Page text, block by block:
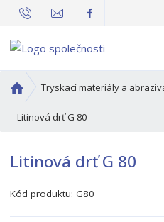
v
o
í
t
Tryskací materiály a
Litinová drť G 80
Litinová drť G 80
Kód produktu:G80